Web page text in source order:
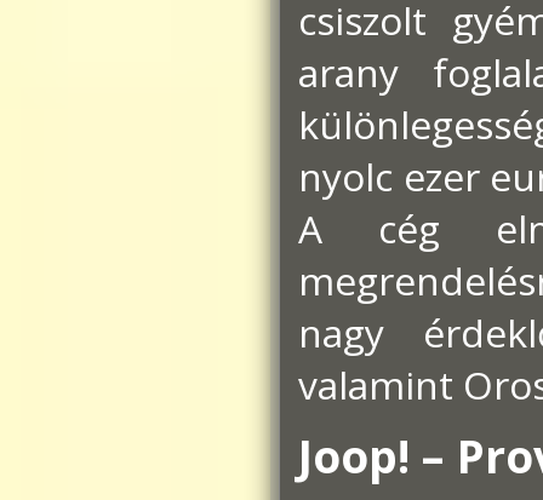
csiszolt
arany
nyolc ezer
A cég
nagy
valamint
Joop! –